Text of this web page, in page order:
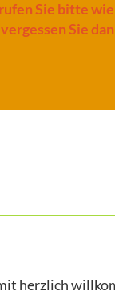
rufen Sie bitte
Sie
herzlich